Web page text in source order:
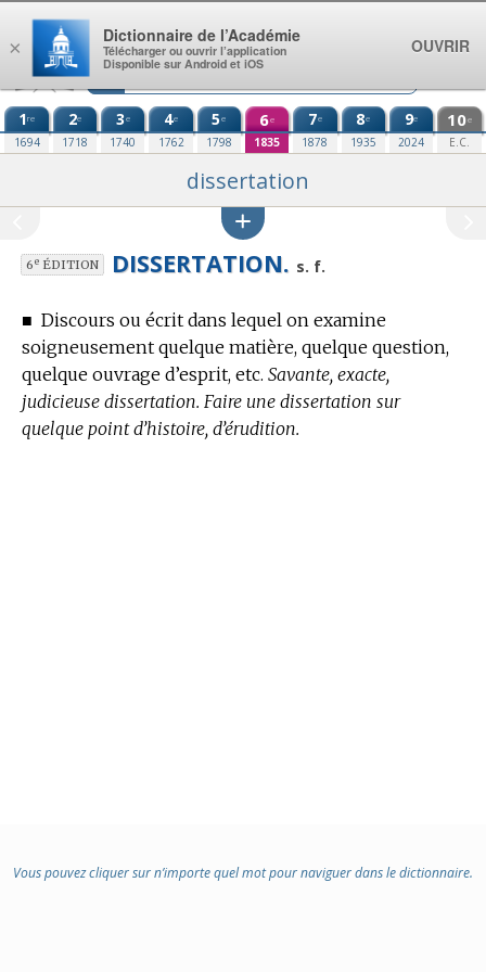
Aller au contenu
1re
1694
2e
1718
3e
1740
4e
1762
5e
1798
6e
1835
7e
1878
8e
1935
9e
2024
10e
E.C.
dissertation
6eÉDITION DISSERTATION. s. f.
■ Discours ou écrit dans lequel on examine
soigneusement quelque matière, quelque question,
quelque ouvrage d’esprit, etc. Savante, exacte,
judicieuse dissertation. Faire une dissertation sur
quelque point d’histoire, d’érudition.
Vous pouvez cliquer sur n’importe quel mot pour naviguer dans le dictionnaire.
×
Dictionnaire de l’Académie
Télécharger ou ouvrir l’application
Disponible sur Android et iOS
OUVRIR